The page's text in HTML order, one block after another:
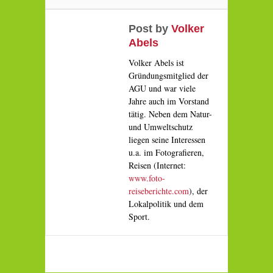
Post by Volker
Abels
Volker Abels ist
Gründungsmitglied der
AGU und war viele
Jahre auch im Vorstand
tätig. Neben dem Natur-
und Umweltschutz
liegen seine Interessen
u.a. im Fotografieren,
Reisen (Internet:
www.foto-
reiseberichte.com), der
Lokalpolitik und dem
Sport.